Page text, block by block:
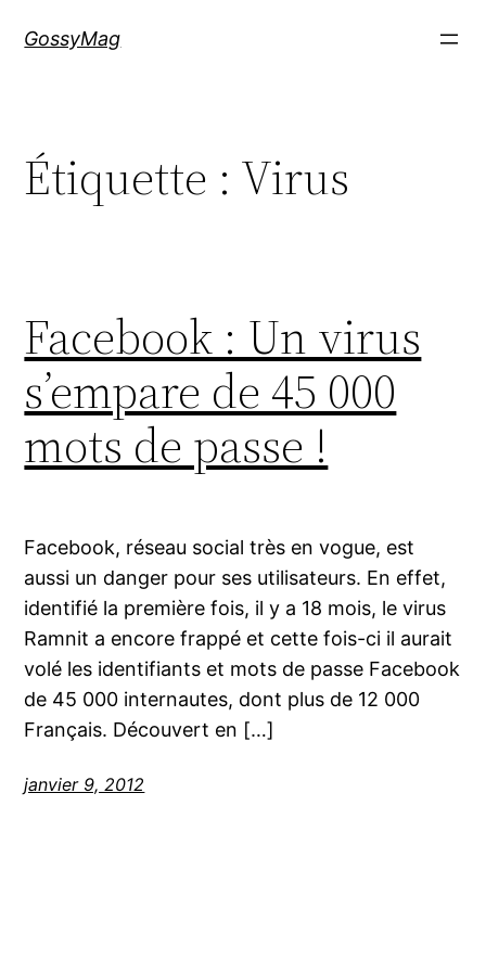
GossyMag
Étiquette : Virus
Facebook : Un virus
s’empare de 45 000
mots de passe !
Facebook, réseau social très en vogue, est
aussi un danger pour ses utilisateurs. En effet,
identifié la première fois, il y a 18 mois, le virus
Ramnit a encore frappé et cette fois-ci il aurait
volé les identifiants et mots de passe Facebook
de 45 000 internautes, dont plus de 12 000
Français. Découvert en […]
janvier 9, 2012